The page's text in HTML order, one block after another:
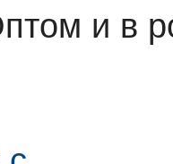
и в